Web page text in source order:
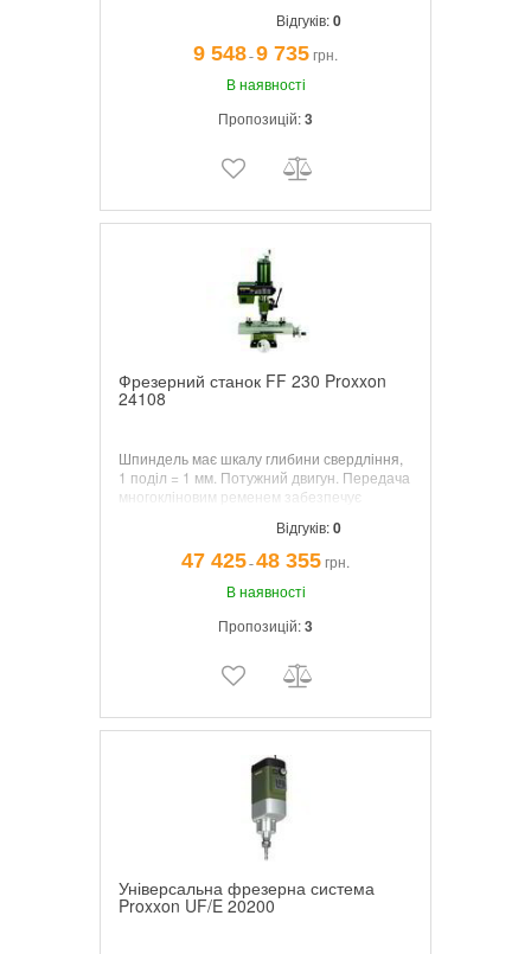
кришок і елементів корпусів моделей)
Відгуків:0
9 548¯9 735грн.
В наявності
Пропозицій:3
Фрезерний станок FF 230 Proxxon
24108
Шпиндель має шкалу глибини свердління,
1 поділ = 1 мм. Потужний двигун. Передача
многокліновим ременем забезпечує
Відгуків:0
47 425¯48 355грн.
В наявності
Пропозицій:3
Універсальна фрезерна система
Proxxon UF/E 20200